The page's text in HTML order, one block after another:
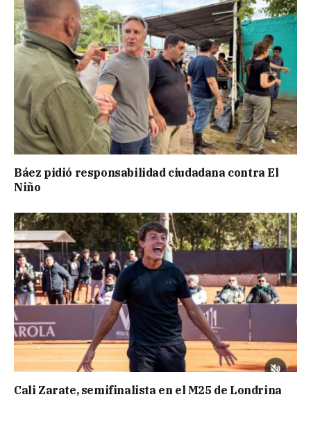
Báez pidió responsabilidad ciudadana contra El
Niño
Cali Zarate, semifinalista en el M25 de Londrina